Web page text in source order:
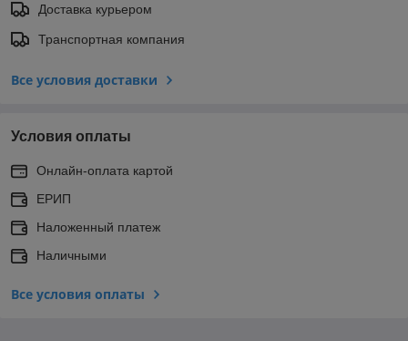
Доставка курьером
Транспортная компания
Все условия доставки
Условия оплаты
Онлайн-оплата картой
ЕРИП
Наложенный платеж
Наличными
Все условия оплаты